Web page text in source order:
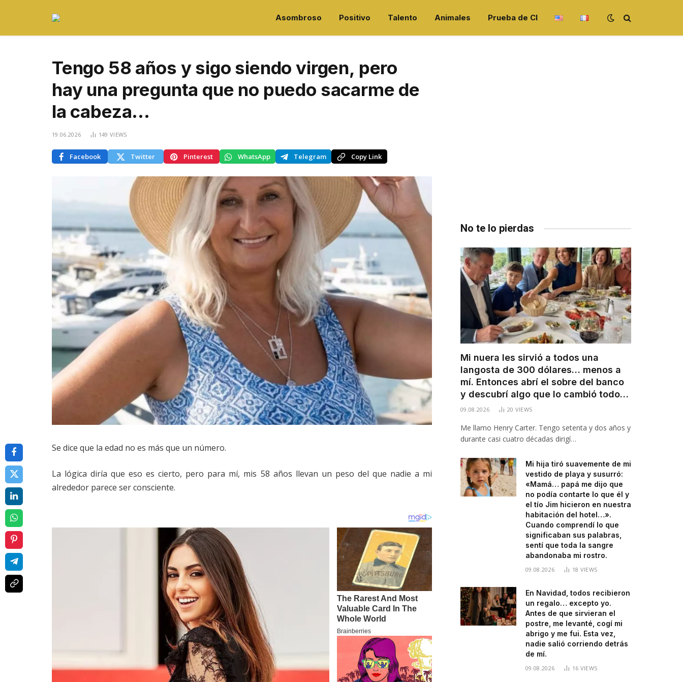
Asombroso Positivo Talento Animales Prueba de CI
Tengo 58 años y sigo siendo virgen, pero
hay una pregunta que no puedo sacarme de
la cabeza…
19.06.2026 149 VIEWS
Facebook Twitter Pinterest WhatsApp Telegram Copy Link
Se dice que la edad no es más que un número.
La lógica diría que eso es cierto, pero para mí, mis 58 años llevan un peso del que nadie a mi
alrededor parece ser consciente.
No te lo pierdas
Mi nuera les sirvió a todos una
langosta de 300 dólares… menos a
mí. Entonces abrí el sobre del banco
y descubrí algo que lo cambió todo…
09.08.2026 20 VIEWS
Me llamo Henry Carter. Tengo setenta y dos años y
durante casi cuatro décadas dirigí…
Mi hija tiró suavemente de mi
vestido de playa y susurró:
«Mamá… papá me dijo que
no podía contarte lo que él y
el tío Jim hicieron en nuestra
habitación del hotel…».
Cuando comprendí lo que
significaban sus palabras,
sentí que toda la sangre
abandonaba mi rostro.
09.08.2026 18 VIEWS
En Navidad, todos recibieron
un regalo… excepto yo.
Antes de que sirvieran el
postre, me levanté, cogí mi
abrigo y me fui. Esta vez,
nadie salió corriendo detrás
de mí.
09.08.2026 16 VIEWS